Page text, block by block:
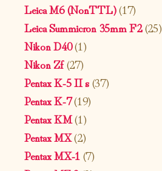
Leica M6 (NonTTL)(17)
Leica Summicron 35mm F2(25)
Nikon D40(1)
Nikon Zf(27)
Pentax K-5 II s(37)
Pentax K-7(19)
Pentax KM(1)
Pentax MX(2)
Pentax MX-1(7)